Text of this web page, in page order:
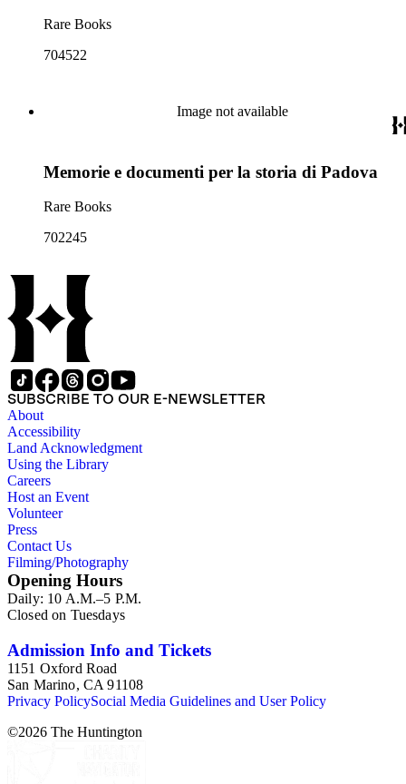
Rare Books
704522
Image not available
Memorie e documenti per la storia di Padova
Rare Books
702245
SUBSCRIBE TO OUR E-NEWSLETTER
About
Accessibility
Land Acknowledgment
Using the Library
Careers
Host an Event
Volunteer
Press
Contact Us
Filming/Photography
Opening Hours
Daily: 10 A.M.–5 P.M.
Closed on Tuesdays
Admission Info and Tickets
1151 Oxford Road
San Marino, CA 91108
Privacy PolicySocial Media Guidelines and User Policy
©2026 The Huntington